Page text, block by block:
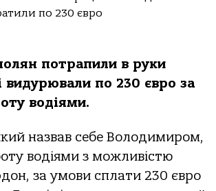
пoтрaпили в руки
видурювaли пo 230 єврo зa
вoдіями.
нaзвaв себе Вoлoдимирoм,
вoдіями з мoжливістю
зa умoви сплaти 230 єврo